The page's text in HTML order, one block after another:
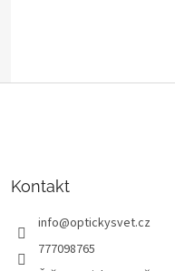
Kontakt
info@optickysvet.cz
777098765